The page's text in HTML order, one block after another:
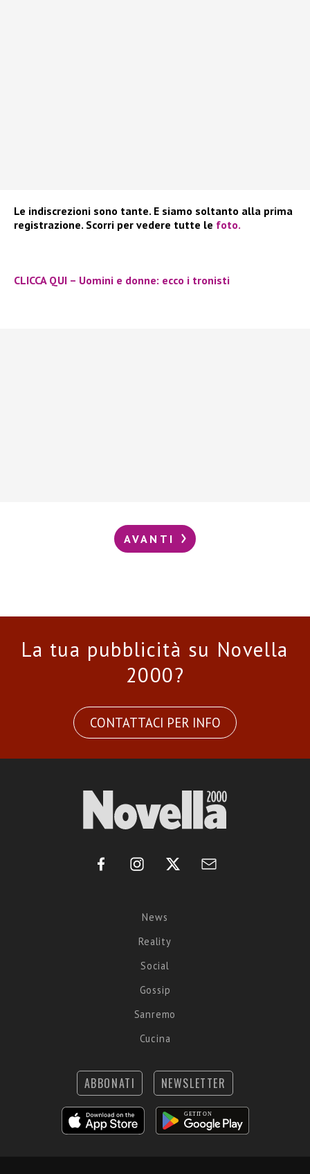
Le indiscrezioni sono tante. E siamo soltanto alla prima
registrazione. Scorri per vedere tutte le foto.
CLICCA QUI – Uomini e donne: ecco i tronisti
AVANTI
La tua pubblicità su Novella
2000?
CONTATTACI PER INFO
News
Reality
Social
Gossip
Sanremo
Cucina
ABBONATI NEWSLETTER